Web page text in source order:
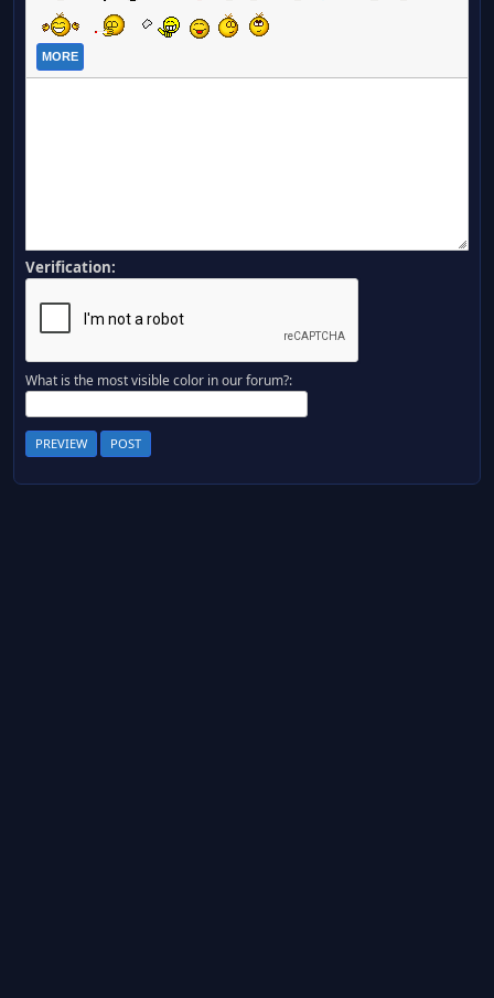
MORE
Verification:
What is the most visible color in our forum?: